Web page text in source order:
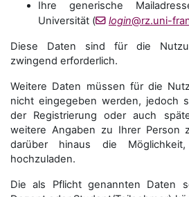
Ihre generische
Universität (
login@rz.uni-
Diese Daten sind für die
zwingend erforderlich.
Weitere Daten müssen für die
nicht eingegeben werden, jedoch
der Registrierung oder auch
weitere Angaben zu Ihrer Person
darüber hinaus die
hochzuladen.
Die als Pflicht genannten Daten